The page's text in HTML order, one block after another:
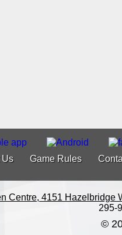
Us Game Rules
Centre, 4151 Hazelbridge
295-
©